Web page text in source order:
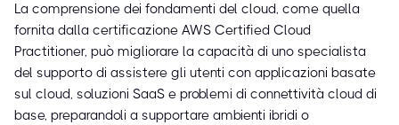
La comprensione dei fondamenti del cloud, come quella
fornita dalla certificazione AWS Certified Cloud
Practitioner, può migliorare la capacità di uno specialista
del supporto di assistere gli utenti con applicazioni basate
sul cloud, soluzioni SaaS e problemi di connettività cloud di
base, preparandoli a supportare ambienti ibridi o